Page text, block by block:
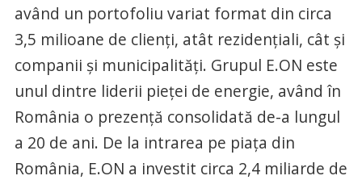
având un portofoliu variat format din circa
3,5 milioane de clienţi, atât rezidenţiali, cât şi
companii şi municipalităţi. Grupul E.ON este
unul dintre liderii pieţei de energie, având în
România o prezenţă consolidată de-a lungul
a 20 de ani. De la intrarea pe piaţa din
România, E.ON a investit circa 2,4 miliarde de